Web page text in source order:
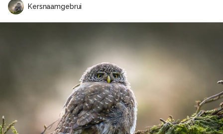
Kersnaamgebrui